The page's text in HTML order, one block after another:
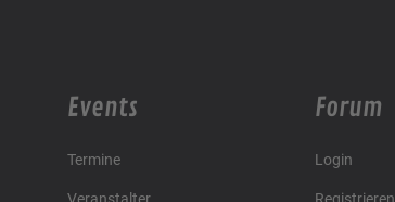
Events
Termine
Forum
Login